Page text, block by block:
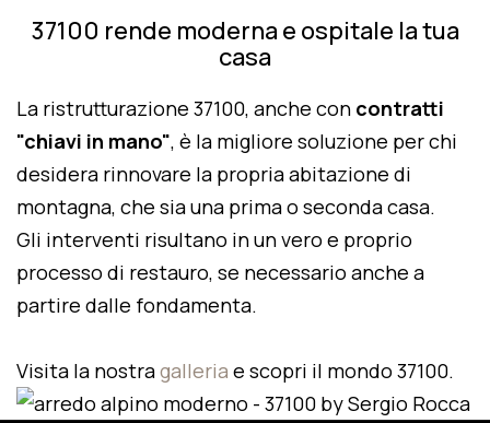
37100 rende moderna e ospitale la tua
casa
La ristrutturazione 37100, anche con contratti
"chiavi in mano", è la migliore soluzione per chi
desidera rinnovare la propria abitazione di
montagna, che sia una prima o seconda casa.
Gli interventi risultano in un vero e proprio
processo di restauro, se necessario anche a
partire dalle fondamenta.
Visita la nostragalleria e scopri il mondo 37100.